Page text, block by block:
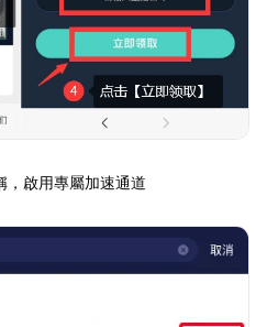
，啟用專屬加速通道